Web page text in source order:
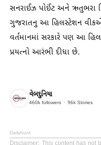
સનરાઈઝ પોઈંટ અને ઋતુભરા
ગુજરાતનુ આ હિલસ્ટેશન
વર્તમાનમાં સરકારે પણ આ
પ્રયત્નો આરંભી દીધા છે.
વેબદુનિયા
460k followers 96k Stories
Dailyhunt